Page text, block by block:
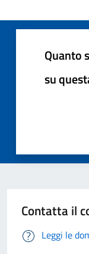
Quanto
su
Contatta il
Leggi le